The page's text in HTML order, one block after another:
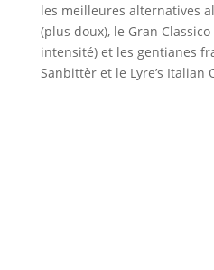
les meilleures alternatives
(plus doux), le Gran
intensité) et les gentianes
Sanbittèr et le Lyre’s Italian